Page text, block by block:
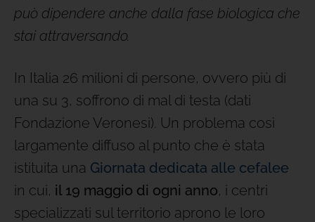
può dipendere anche dalla fase biologica che
stai attraversando.
In Italia 26 milioni di persone, ovvero più di
una su 3, soffrono di mal di testa (dati
Fondazione Veronesi). Un problema così
largamente diffuso al punto che è stata
istituita una Giornata dedicata alle cefalee
in cui, il 19 maggio di ogni anno, i centri
specializzati sul territorio aprono le loro